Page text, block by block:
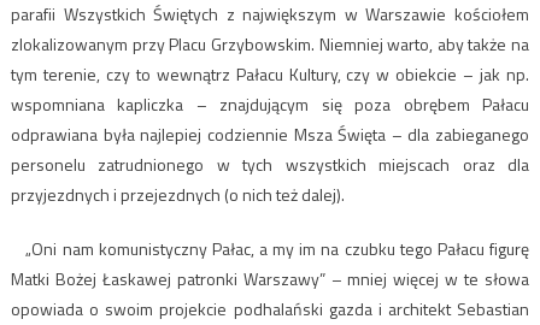
parafii Wszystkich Świętych z największym w Warszawie kościołem
zlokalizowanym przy Placu Grzybowskim. Niemniej warto, aby także na
tym terenie, czy to wewnątrz Pałacu Kultury, czy w obiekcie – jak np.
wspomniana kapliczka – znajdującym się poza obrębem Pałacu
odprawiana była najlepiej codziennie Msza Święta – dla zabieganego
personelu zatrudnionego w tych wszystkich miejscach oraz dla
przyjezdnych i przejezdnych (o nich też dalej).
„Oni nam komunistyczny Pałac, a my im na czubku tego Pałacu figurę
Matki Bożej Łaskawej patronki Warszawy” – mniej więcej w te słowa
opowiada o swoim projekcie podhalański gazda i architekt Sebastian